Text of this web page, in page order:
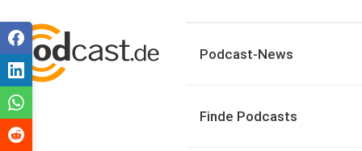
Podcast-News
Finde Podcasts